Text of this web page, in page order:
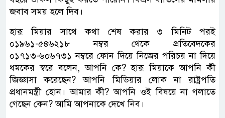
জবাব সময় হলে দিব।
হারূ মিয়ার সাথে কথা শেষ করার ৩ মিনিট পরই
০১৯৬১-৫৪৬২১৮ নম্বর থেকে প্রতিবেদকের
০১৭১৩-৬০৬৭৩১ নম্বরে ফোন দিয়ে নিজের পরিচয় না দিয়ে
ধমকের স্বরে বলেন, আপনি কে? হারূ মিয়াকে আপনি কী
জিজ্ঞাসা করেছেন? আপনি মিডিয়ার লোক না রাষ্ট্রপতি
প্রধানমন্ত্রী হোন। আমার কী? আপনি ওই বিষয়ে না গলাতে
গেছেন কেন? আমি আপনাকে দেখে নিব।